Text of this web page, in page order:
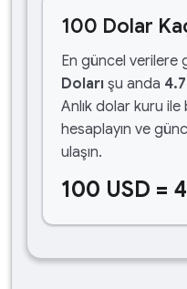
100 Dolar
En güncel verilere
Doları şu anda
Anlık dolar kuru ile
hesaplayın ve
ulaşın.
100 USD =